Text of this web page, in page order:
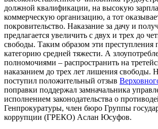
должной квалификации, на высокую
коммерческую организацию, а тот
покровительство. Наказание за дачу и
предлагается увеличить с двух и трех до
свободы. Таким образом эти преступления
категорию средней тяжести. А
полномочиями – распространить на
наказанием до трех лет лишения свободы.
поступил положительный отзыв
поправки поддержал замначальника
исполнением законодательства о
Генпрокуратуры, член бюро Группы
коррупции (ГРЕКО) Аслан Юсуфов.